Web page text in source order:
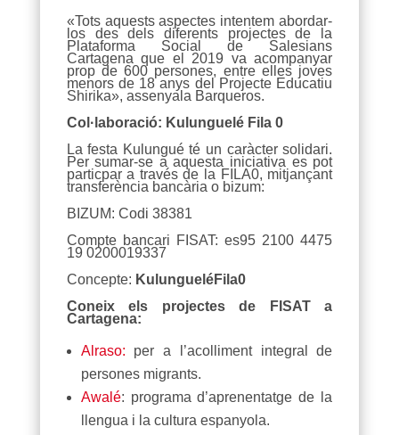
«Tots aquests aspectes intentem abordar-
los des dels diferents projectes de la
Plataforma Social de Salesians
Cartagena que el 2019 va acompanyar
prop de 600 persones, entre elles joves
menors de 18 anys del Projecte Educatiu
Shirika», assenyala Barqueros.
Col·laboració: Kulunguelé Fila 0
La festa Kulungué té un caràcter solidari.
Per sumar-se a aquesta iniciativa es pot
particpar a través de la FILA0, mitjançant
transferència bancària o bizum:
BIZUM: Codi 38381
Compte bancari FISAT: es95 2100 4475
19 0200019337
Concepte: KulungueléFila0
Coneix els projectes de FISAT a
Cartagena:
Alraso: per a l’acolliment integral de
persones migrants.
Awalé: programa d’aprenentatge de la
llengua i la cultura espanyola.